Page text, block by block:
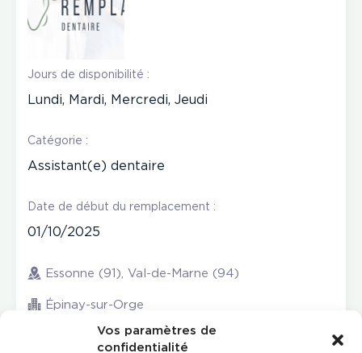
Vos paramètres de
confidentialité
Jours de disponibilité :
Lundi, Mardi, Mercredi, Jeudi
Catégorie :
Assistant(e) dentaire
Date de début du remplacement :
01/10/2025
Essonne (91), Val-de-Marne (94)
Épinay-sur-Orge